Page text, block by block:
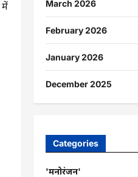
में
March 2026
February 2026
January 2026
December 2025
Categories
'मनोरंजन'